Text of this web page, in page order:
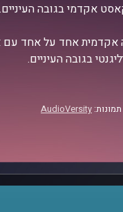
אקדמי בגובה העיניים.
אקדמית אחד על אחד עם
בגובה העיניים.
AudioVersity